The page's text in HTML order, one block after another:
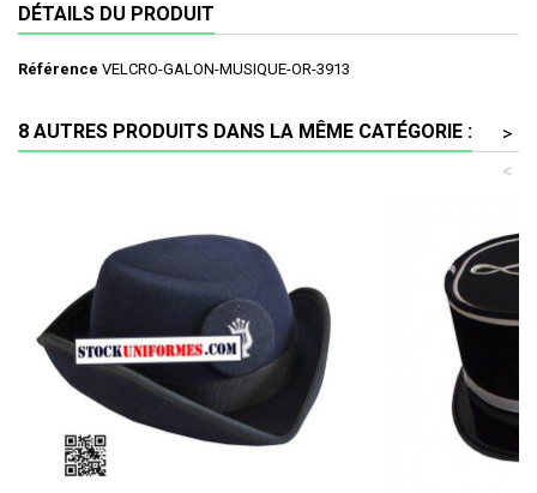
DÉTAILS DU PRODUIT
Référence VELCRO-GALON-MUSIQUE-OR-3913
8 AUTRES PRODUITS DANS LA MÊME CATÉGORIE :
>
<